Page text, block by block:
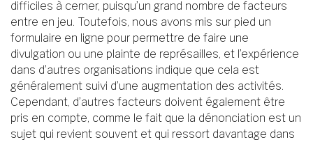
difficiles à cerner, puisqu’un grand nombre de facteurs
entre en jeu. Toutefois, nous avons mis sur pied un
formulaire en ligne pour permettre de faire une
divulgation ou une plainte de représailles, et l’expérience
dans d’autres organisations indique que cela est
généralement suivi d’une augmentation des activités.
Cependant, d’autres facteurs doivent également être
pris en compte, comme le fait que la dénonciation est un
sujet qui revient souvent et qui ressort davantage dans